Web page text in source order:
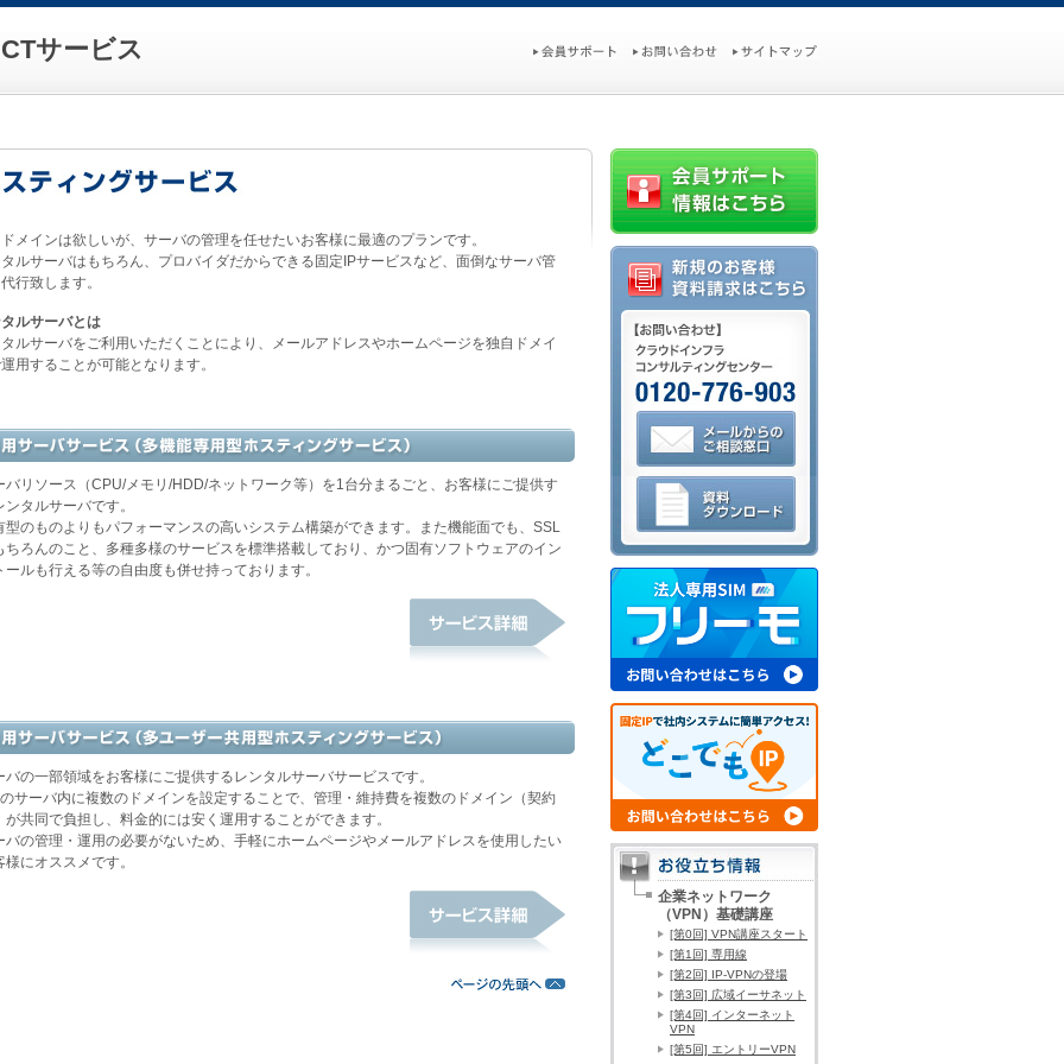
サービス
メインは欲しいが、サーバの管理を任せたいお客様に最適のプランです。
ルサーバはもちろん、プロバイダだからできる固定IPサービスなど、面倒なサーバ管
行致します。
ルサーバとは
ルサーバをご利用いただくことにより、メールアドレスやホームページを独自ドメイ
用することが可能となります。
バリソース（CPU/メモリ/HDD/ネットワーク等）を1台分まるごと、お客様にご提供す
ンタルサーバです。
型のものよりもパフォーマンスの高いシステム構築ができます。また機能面でも、SSL
ちろんのこと、多種多様のサービスを標準搭載しており、かつ固有ソフトウェアのイン
ールも行える等の自由度も併せ持っております。
バの一部領域をお客様にご提供するレンタルサーバサービスです。
サーバ内に複数のドメインを設定することで、管理・維持費を複数のドメイン（契約
が共同で負担し、料金的には安く運用することができます。
バの管理・運用の必要がないため、手軽にホームページやメールアドレスを使用したい
様にオススメです。
企業ネットワーク
（VPN）基礎講座
[第0回] VPN講座スタート
[第1回] 専用線
[第2回] IP-VPNの登場
[第3回] 広域イーサネット
[第4回] インターネット
VPN
[第5回] エントリーVPN